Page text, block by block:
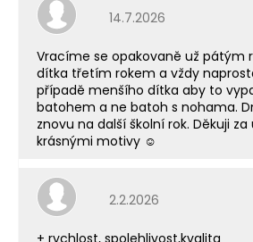
Hodnocení obchodu je
14.7.2026
Vracíme se opakovaně už pátým
dítka třetím rokem a vždy
případě menšího dítka aby to
batohem a ne batoh s nohama.
znovu na další školní rok. Děkuji
krásnými motivy ☺️
Hodnocení obchodu je
2.2.2026
+ rychlost, spolehlivost,kvalita